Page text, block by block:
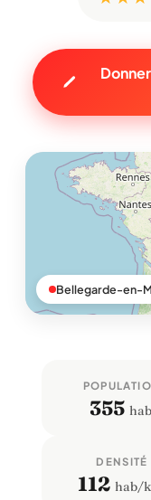
Bellegarde-en-
355
DENSITÉ
112 hab/